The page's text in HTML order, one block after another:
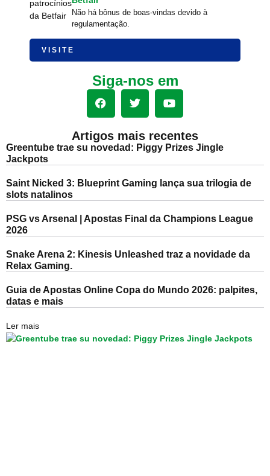
Não há bônus de boas-vindas devido à
regulamentação.
VISITE
Siga-nos em
Artigos mais recentes
Greentube trae su novedad: Piggy Prizes Jingle
Jackpots
Saint Nicked 3: Blueprint Gaming lança sua trilogia de
slots natalinos
PSG vs Arsenal | Apostas Final da Champions League
2026
Snake Arena 2: Kinesis Unleashed traz a novidade da
Relax Gaming.
Guia de Apostas Online Copa do Mundo 2026: palpites,
datas e mais
Ler mais